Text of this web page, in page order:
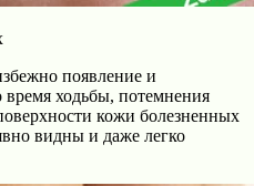
появление и
ходьбы, потемнения
кожи болезненных
видны и даже легко